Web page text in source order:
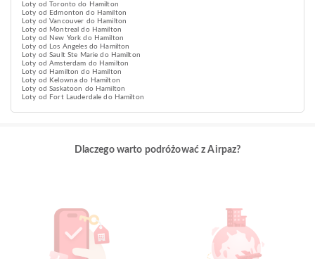
Loty od Toronto do Hamilton
Loty od Edmonton do Hamilton
Loty od Vancouver do Hamilton
Loty od Montreal do Hamilton
Loty od New York do Hamilton
Loty od Los Angeles do Hamilton
Loty od Sault Ste Marie do Hamilton
Loty od Amsterdam do Hamilton
Loty od Hamilton do Hamilton
Loty od Kelowna do Hamilton
Loty od Saskatoon do Hamilton
Loty od Fort Lauderdale do Hamilton
Dlaczego warto podróżować z Airpaz?